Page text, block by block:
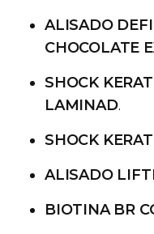
ALISADO
CHOCOLATE
SHOCK
LAMINAD.
SHOCK
ALISADO
BIOTINA BR